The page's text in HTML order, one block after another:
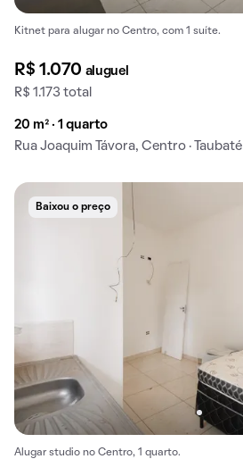
Kitnet para alugar no Centro, com 1 suíte.
R$ 1.070 aluguel
R$ 1.173 total
20 m² · 1 quarto
Rua Joaquim Távora, Centro · Taubaté
Baixou o preço
Alugar studio no Centro, 1 quarto.